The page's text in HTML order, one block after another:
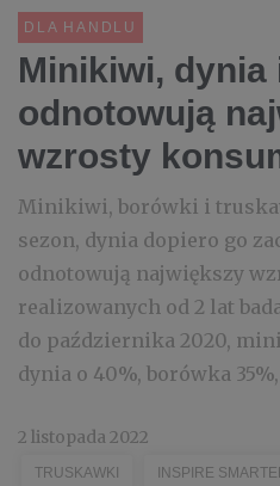
DLA HANDLU
Minikiwi, dynia
odnotowują
wzrosty
Minikiwi, borówki i
sezon, dynia dopiero go
odnotowują największy
realizowanych od 2 lat
do października 2020,
dynia o 40%, borówka
2 listopada 2022
TRUSKAWKI INSPIRE